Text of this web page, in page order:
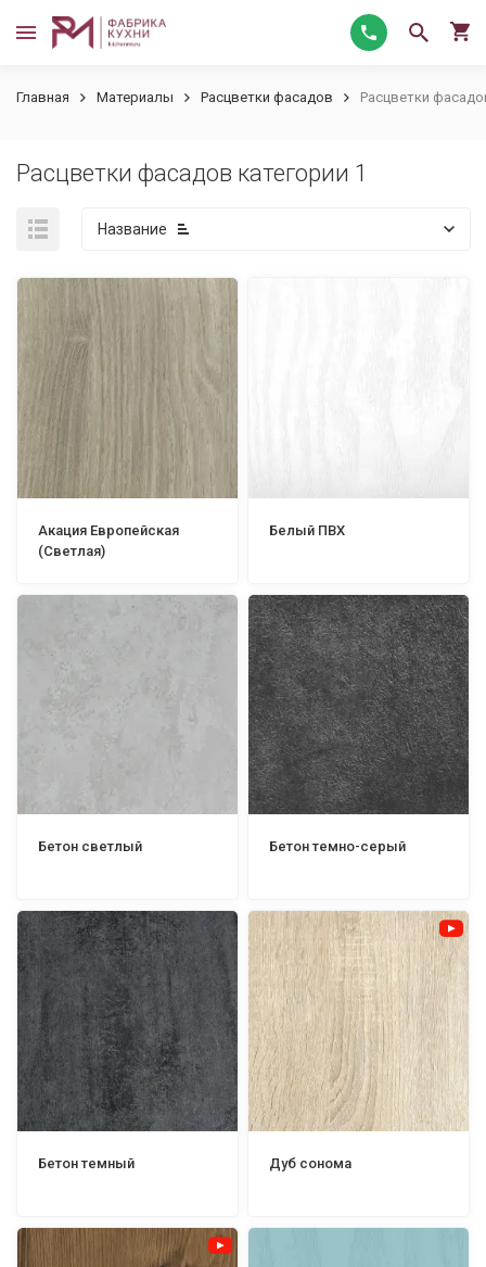
Главная Материалы Расцветки фасадов Расцветки
Расцветки фасадов категории 1
Название
Акация Европейская
(Светлая)
Белый ПВХ
Бетон светлый Бетон темно-серый
Бетон темный Дуб сонома